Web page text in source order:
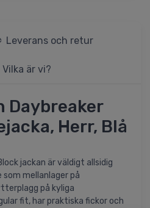
Leverans och retur
Vilka är vi?
Daybreaker
Herr, Blå
jackan är väldigt allsidig
som mellanlager på
på kyliga
fit, har praktiska fickor och